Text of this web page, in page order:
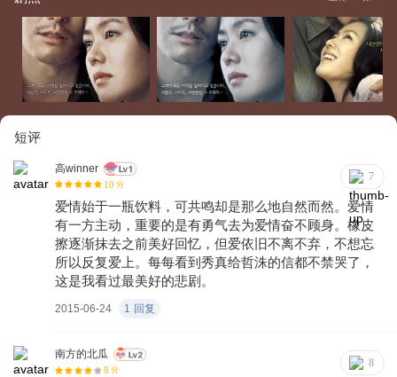
短评
高winner
10 分
7
爱情始于一瓶饮料，可共鸣却是那么地自然而然。爱情
有一方主动，重要的是有勇气去为爱情奋不顾身。橡皮
擦逐渐抹去之前美好回忆，但爱依旧不离不弃，不想忘
所以反复爱上。每每看到秀真给哲洙的信都不禁哭了，
这是我看过最美好的悲剧。
2015-06-24 1 回复
南方的北瓜
8 分
8